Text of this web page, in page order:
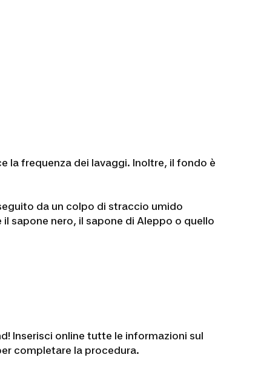
la frequenza dei lavaggi. Inoltre, il fondo è
da un colpo di straccio umido
sapone nero, il sapone di Aleppo o quello
Inserisci online tutte le informazioni sul
completare la procedura.